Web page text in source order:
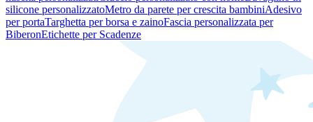
silicone personalizzatoMetro da parete per crescita bambiniAdesivo
per portaTarghetta per borsa e zainoFascia personalizzata per
BiberonEtichette per Scadenze